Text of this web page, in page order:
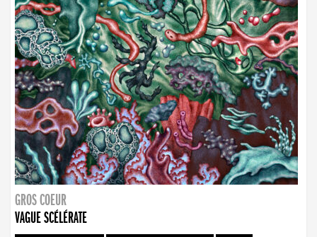
GROS COEUR
VAGUE SCÉLÉRATE